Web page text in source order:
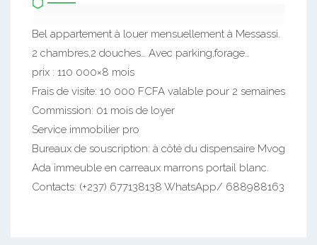
Bel appartement à louer mensuellement à Messassi.
2 chambres,2 douches… Avec parking,forage…
prix : 110 000×8 mois
Frais de visite: 10 000 FCFA valable pour 2 semaines
Commission: 01 mois de loyer
Service immobilier pro
Bureaux de souscription: à côté du dispensaire Mvog
Ada immeuble en carreaux marrons portail blanc.
Contacts: (+237) 677138138 WhatsApp/ 688988163